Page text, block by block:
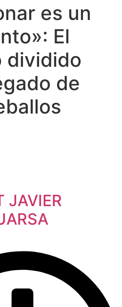
es un
El
dividido
de
JAVIER